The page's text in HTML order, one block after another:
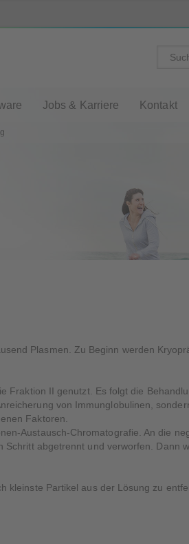
Jobs & Karriere Kontakt
Plasmen. Zu Beginn werden
II genutzt. Es folgt die
von Immunglobulinen,
Faktoren.
Austausch-Chromatografie. An die
abgetrennt und verworfen. Dann
kleinste Partikel aus der Lösung zu